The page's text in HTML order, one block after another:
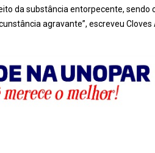
da substância entorpecente, sendo
agravante”, escreveu Cloves